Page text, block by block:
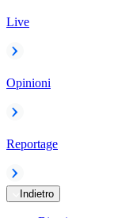
Live
Opinioni
Reportage
Indietro